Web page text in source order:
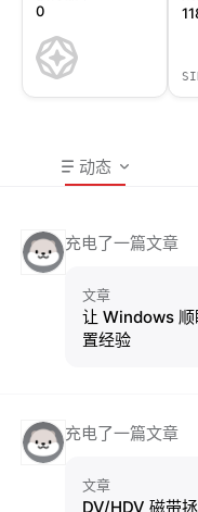
0
动态
充电了一篇文章
文章
让 Windows 顺
置经验
充电了一篇文章
文章
DV/HDV 磁带